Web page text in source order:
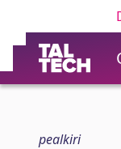
pealkiri